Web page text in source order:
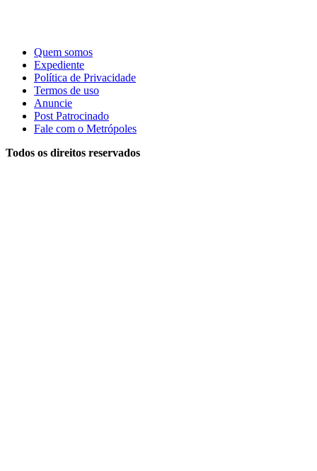
Quem somos
Expediente
Política de Privacidade
Termos de uso
Anuncie
Post Patrocinado
Fale com o Metrópoles
Todos os direitos reservados